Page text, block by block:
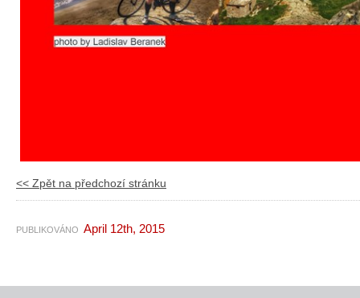
<< Zpět na předchozí stránku
PUBLIKOVÁNO April 12th, 2015